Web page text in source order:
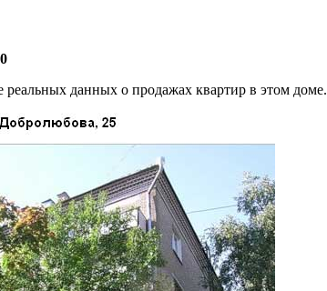
реальных данных о продажах квартир в этом доме.